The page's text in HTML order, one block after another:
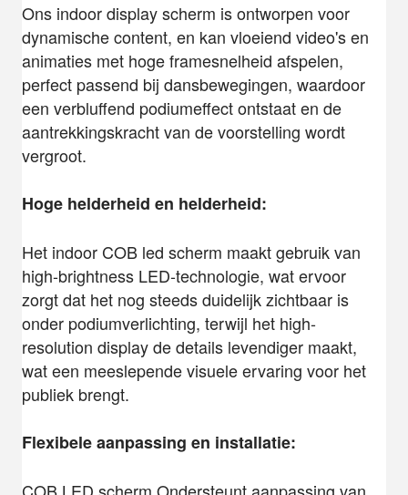
Ons indoor display scherm is ontworpen voor
dynamische content, en kan vloeiend video's en
animaties met hoge framesnelheid afspelen,
perfect passend bij dansbewegingen, waardoor
een verbluffend podiumeffect ontstaat en de
aantrekkingskracht van de voorstelling wordt
vergroot.
Hoge helderheid en helderheid:
Het indoor COB led scherm maakt gebruik van
high-brightness LED-technologie, wat ervoor
zorgt dat het nog steeds duidelijk zichtbaar is
onder podiumverlichting, terwijl het high-
resolution display de details levendiger maakt,
wat een meeslepende visuele ervaring voor het
publiek brengt.
Flexibele aanpassing en installatie: